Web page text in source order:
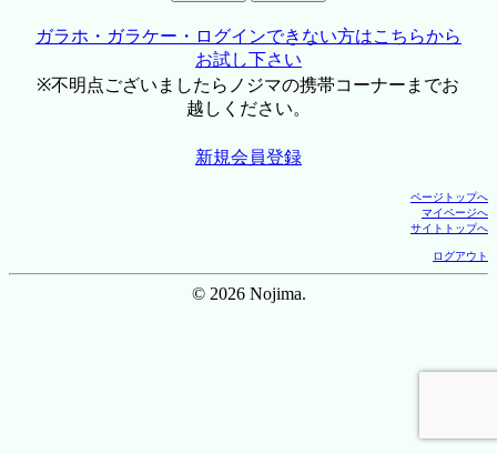
ガラホ・ガラケー・ログインできない方はこちらから
お試し下さい
※不明点ございましたらノジマの携帯コーナーまでお
越しください。
新規会員登録
ページトップへ
マイページへ
サイトトップへ
ログアウト
© 2026 Nojima.